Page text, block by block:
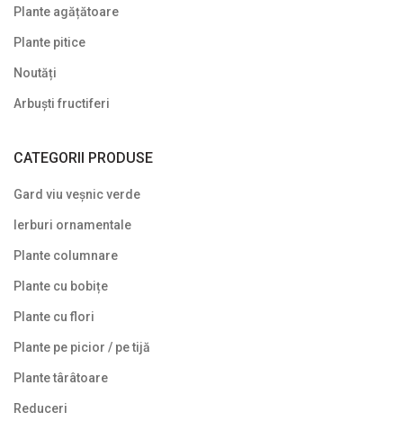
Plante târâtoare
Uncategorized
Plante agățătoare
Plante pitice
Noutăți
Arbuști fructiferi
CATEGORII PRODUSE
Gard viu veșnic verde
Ierburi ornamentale
Plante columnare
Plante cu bobițe
Plante cu flori
Plante pe picior / pe tijă
Plante târâtoare
Reduceri